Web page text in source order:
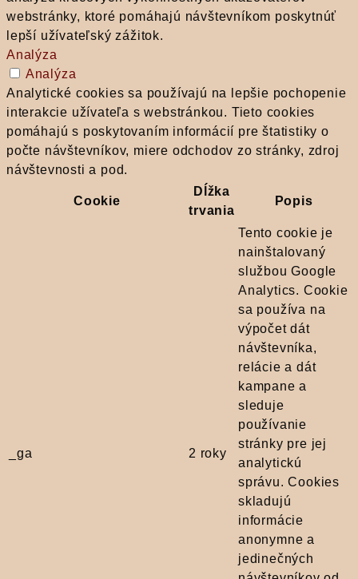
webstránky, ktoré pomáhajú návštevníkom poskytnúť
lepší užívateľský zážitok.
Analýza
Analýza
Analytické cookies sa používajú na lepšie pochopenie
interakcie užívateľa s webstránkou. Tieto cookies
pomáhajú s poskytovaním informácií pre štatistiky o
počte návštevníkov, miere odchodov zo stránky, zdroj
návštevnosti a pod.
Cookie
Dĺžka
trvania
Popis
_ga 2 roky
Tento cookie je
nainštalovaný
službou Google
Analytics. Cookie
sa používa na
výpočet dát
návštevníka,
relácie a dát
kampane a
sleduje
používanie
stránky pre jej
analytickú
správu. Cookies
skladujú
informácie
anonymne a
jedinečných